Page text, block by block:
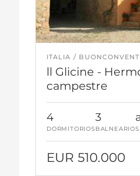
ITALIA
ll Glicine -
campestre
4
DORMITORIOS
3
BALNEARIO
EUR 510.000